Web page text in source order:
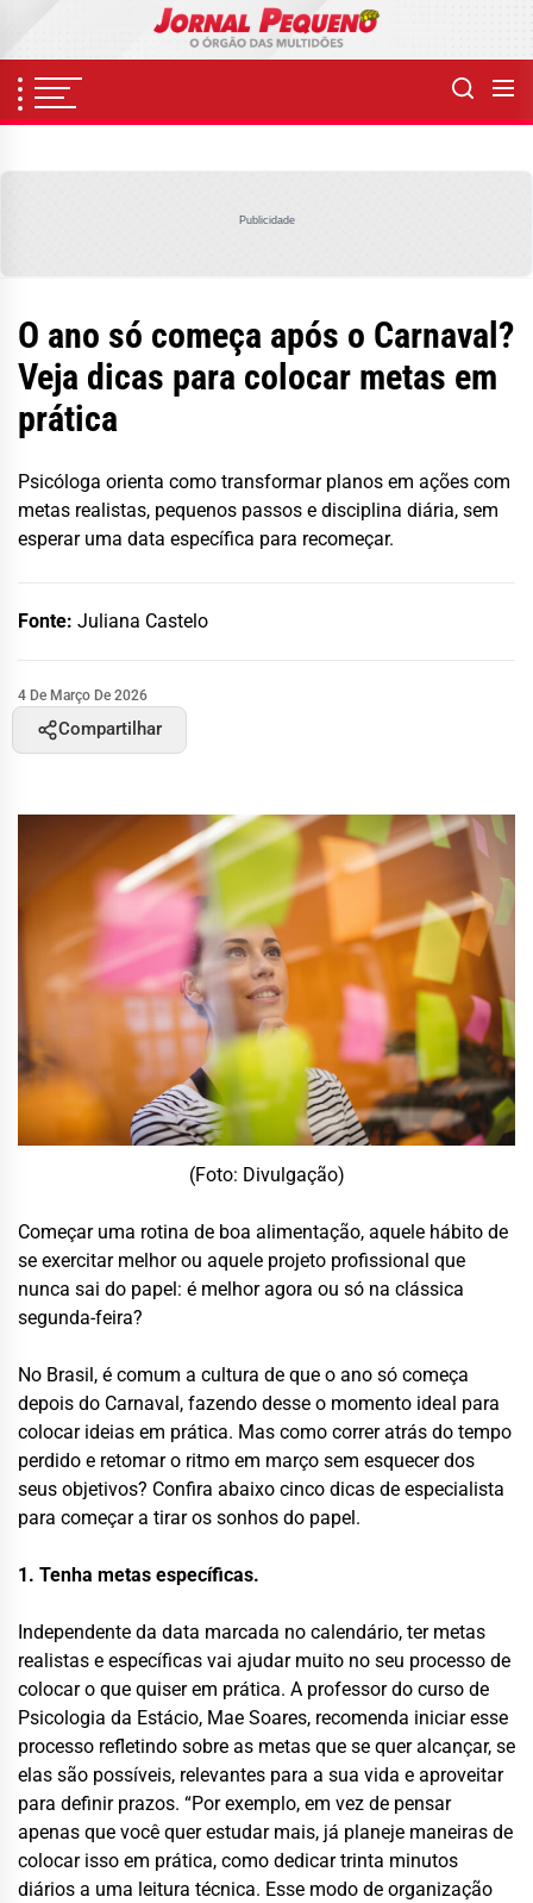
content
Publicidade
O ano só começa após o Carnaval?
Veja dicas para colocar metas em
prática
Psicóloga orienta como transformar planos em ações com
metas realistas, pequenos passos e disciplina diária, sem
esperar uma data específica para recomeçar.
Fonte: Juliana Castelo
4 De Março De 2026
Compartilhar
(Foto: Divulgação)
Começar uma rotina de boa alimentação, aquele hábito de
se exercitar melhor ou aquele projeto profissional que
nunca sai do papel: é melhor agora ou só na clássica
segunda-feira?
No Brasil, é comum a cultura de que o ano só começa
depois do Carnaval, fazendo desse o momento ideal para
colocar ideias em prática. Mas como correr atrás do tempo
perdido e retomar o ritmo em março sem esquecer dos
seus objetivos? Confira abaixo cinco dicas de especialista
para começar a tirar os sonhos do papel.
1. Tenha metas específicas.
Independente da data marcada no calendário, ter metas
realistas e específicas vai ajudar muito no seu processo de
colocar o que quiser em prática. A professor do curso de
Psicologia da Estácio, Mae Soares, recomenda iniciar esse
processo refletindo sobre as metas que se quer alcançar, se
elas são possíveis, relevantes para a sua vida e aproveitar
para definir prazos. “Por exemplo, em vez de pensar
apenas que você quer estudar mais, já planeje maneiras de
colocar isso em prática, como dedicar trinta minutos
diários a uma leitura técnica. Esse modo de organização